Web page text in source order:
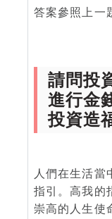
答案參照上一
請問投
進行金
投資造
人們在生活當
指引。高我的
崇高的人生使